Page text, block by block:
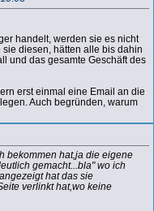
handelt, werden sie es nicht
diesen, hätten alle bis dahin
und das gesamte Geschäft des
erst einmal eine Email an die
Auch begründen, warum
bekommen hat,ja die eigene
gemacht...bla" wo ich
hat das sie
verlinkt hat,wo keine